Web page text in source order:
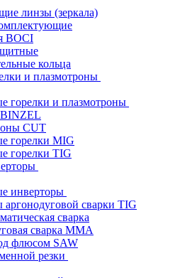
линзы (зеркала)
BOCI
кольца
и плазмотроны
горелки и плазмотроны
CUT
горелки MIG
горелки TIG
инверторы
аргонодуговой сварки TIG
сварка
сварка MMA
флюсом SAW
резки